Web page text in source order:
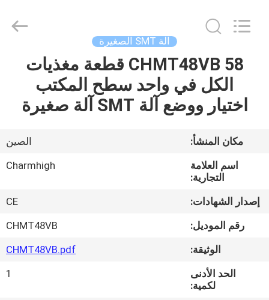
بيت
منتجات
مقاطع
الفيديو
معلومات
المصنع
TECHNOLOGY
LIMITED.
آلة SMT الصغيرة
CHMT48VB 58 قطعة مغذيات
الكل في واحد سطح المكتب
اختيار ووضع آلة SMT آلة صغيرة
مكان المنشأ:
الصين
اسم العلامة
التجارية:
Charmhigh
إصدار الشهادات:
CE
رقم الموديل:
CHMT48VB
الوثيقة:
CHMT48VB.pdf
الحد الأدنى
لكمية:
1